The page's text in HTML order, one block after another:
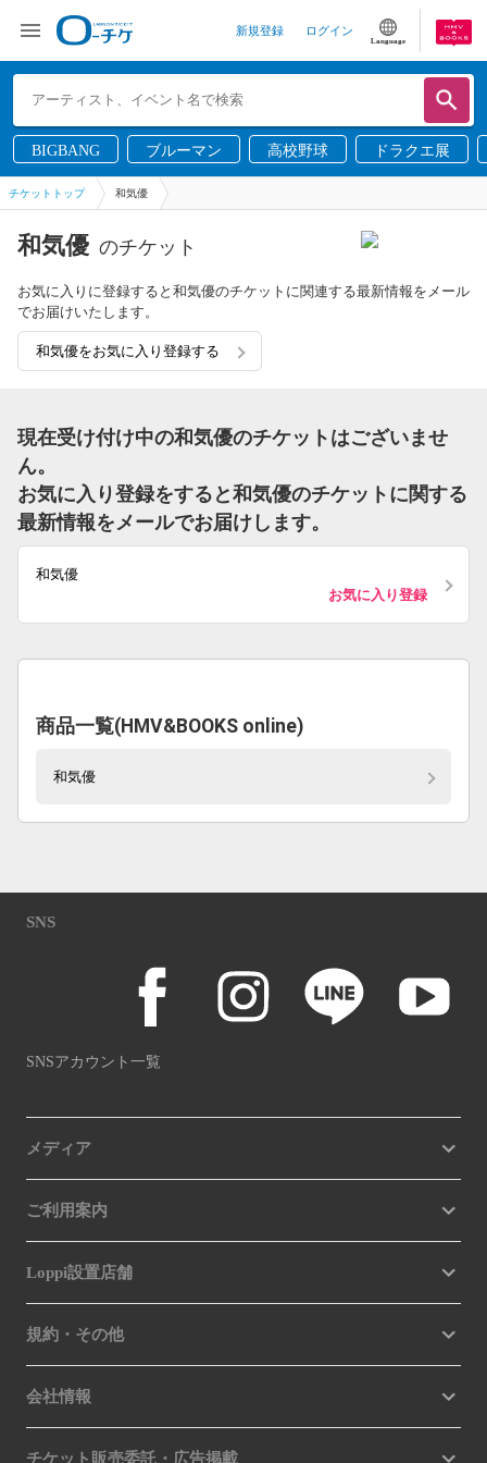
新規登録 ログイン
Language
BIGBANG ブルーマン 高校野球 ドラクエ展
チケットトップ 和気優
和気優 のチケット
お気に入りに登録すると和気優のチケットに関連する最新情報をメール
でお届けいたします。
和気優をお気に入り登録する
現在受け付け中の和気優のチケットはございませ
ん。
お気に入り登録をすると和気優のチケットに関する
最新情報をメールでお届けします。
和気優
お気に入り登録
商品一覧(HMV&BOOKS online)
和気優
SNS
SNSアカウント一覧
メディア
ご利用案内
Loppi設置店舗
規約・その他
会社情報
チケット販売委託・広告掲載